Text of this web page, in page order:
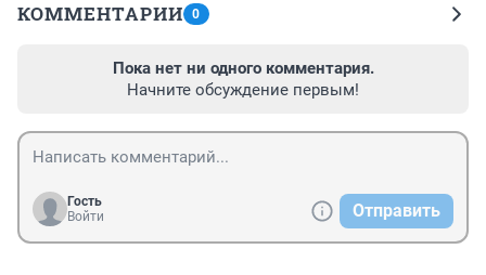
КОММЕНТАРИИ 0
Пока нет ни одного комментария.
Начните обсуждение первым!
Гость
Войти
Отправить